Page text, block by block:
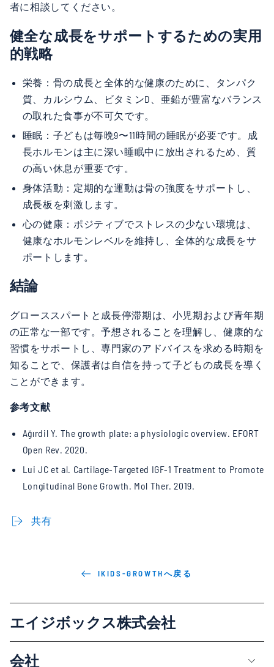
者に相談してください。
健全な成長をサポートするための実用
的戦略
栄養：骨の成長と全体的な健康のために、タンパク
質、カルシウム、ビタミンD、亜鉛が豊富なバランス
の取れた食事が不可欠です。
睡眠：子どもは毎晩9〜11時間の睡眠が必要です。成
長ホルモンは主に深い睡眠中に放出されるため、質
の高い休息が重要です。
身体活動：定期的な運動は骨の強度をサポートし、
成長板を刺激します。
心の健康：ポジティブでストレスの少ない環境は、
健康なホルモンレベルを維持し、全体的な成長をサ
ポートします。
結論
グローススパートと成長停滞期は、小児期および青年期
の正常な一部です。予想されることを理解し、健康的な
習慣をサポートし、専門家のアドバイスを求める時期を
知ることで、保護者は自信を持って子どもの成長を導く
ことができます。
参考文献
Ağırdil Y. The growth plate: a physiologic overview. EFORT
Open Rev. 2020.
Lui JC et al. Cartilage-Targeted IGF-1 Treatment to Promote
Longitudinal Bone Growth. Mol Ther. 2019.
共有
IKIDS-GROWTHへ戻る
エイジボックス株式会社
会社